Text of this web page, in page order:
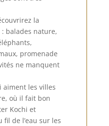
la
balades nature,
promenade
ne manquent
aiment les villes
où il fait bon
Kochi et
de l’eau sur les